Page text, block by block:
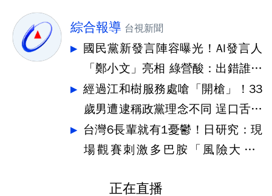
綜合報導 台視新聞
國民黨新發言陣容曝光！AI發言人
「鄭小文」亮相 綠營酸：出錯誰負
責
經過江和樹服務處嗆「開槍」！33
歲男遭逮稱政黨理念不同 逞口舌之
快
台灣6長輩就有1憂鬱！日研究：現
場觀賽刺激多巴胺「風險大降3
正在直播